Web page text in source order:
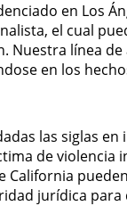
en Los
el cual
línea
en los
las siglas
de
California
jurídica